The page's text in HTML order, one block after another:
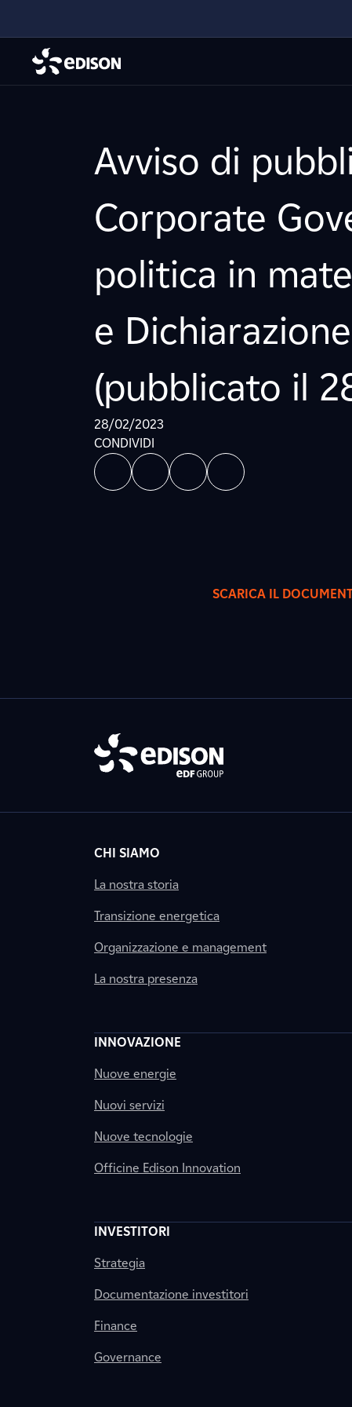
Avviso di
Corporate
politica in
e
(pubblicato il
28/02/2023
CONDIVIDI
SCARICA IL
CHI SIAMO
La nostra storia
Transizione energetica
Organizzazione e management
La nostra presenza
INNOVAZIONE
Nuove energie
Nuovi servizi
Nuove tecnologie
Officine Edison Innovation
INVESTITORI
Strategia
Documentazione investitori
Finance
Governance